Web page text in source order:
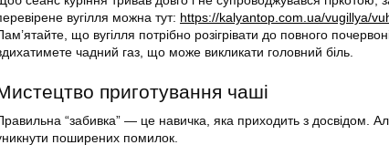
вугілля можна тут: https://kalyantop.com.ua/vugillya/
що вугілля потрібно розігрівати до повного
чадний газ, що може викликати головний біль.
приготування чаші
“забивка” — це навичка, яка приходить з досвідом.
поширених помилок.